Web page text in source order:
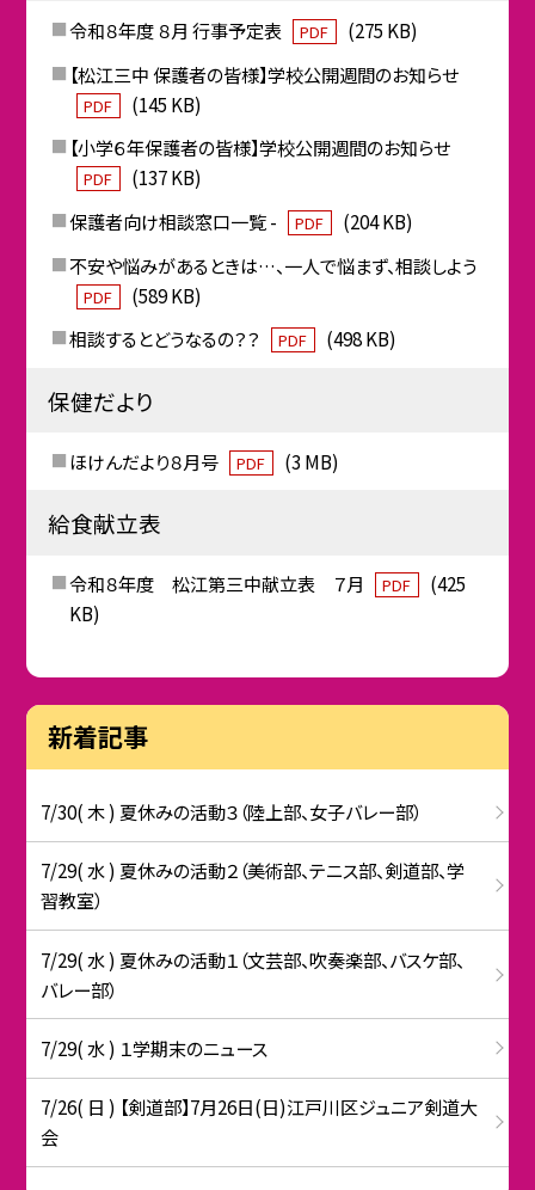
令和８年度 ８月 行事予定表 PDF
(275 KB)
【松江三中 保護者の皆様】学校公開週間のお知らせ
PDF
(145 KB)
【小学６年保護者の皆様】学校公開週間のお知らせ
PDF
(137 KB)
保護者向け相談窓口一覧 -
PDF
(204 KB)
不安や悩みがあるときは…、一人で悩まず、相談しよう
PDF
(589 KB)
相談するとどうなるの？？
PDF (498 KB)
保健だより
ほけんだより８月号 PDF (3 MB)
給食献立表
令和８年度 松江第三中献立表 ７月 PDF
(425
KB)
新着記事
7/30( 木 ) 夏休みの活動３（陸上部、女子バレー部）
7/29( 水 ) 夏休みの活動２（美術部、テニス部、剣道部、学
習教室）
7/29( 水 ) 夏休みの活動１（文芸部、吹奏楽部、バスケ部、
バレー部）
7/29( 水 ) １学期末のニュース
7/26( 日 ) 【剣道部】7月26日(日)江戸川区ジュニア剣道大
会